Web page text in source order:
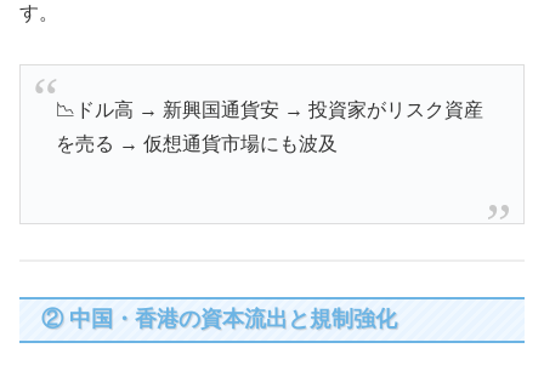
す。
📉ドル高 → 新興国通貨安 → 投資家がリスク資産
を売る → 仮想通貨市場にも波及
② 中国・香港の資本流出と規制強化